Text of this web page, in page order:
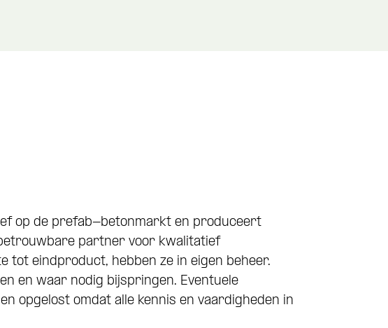
op de prefab-betonmarkt en produceert
partner voor kwalitatief
tot eindproduct, hebben ze in eigen beheer.
en waar nodig bijspringen. Eventuele
opgelost omdat alle kennis en vaardigheden in